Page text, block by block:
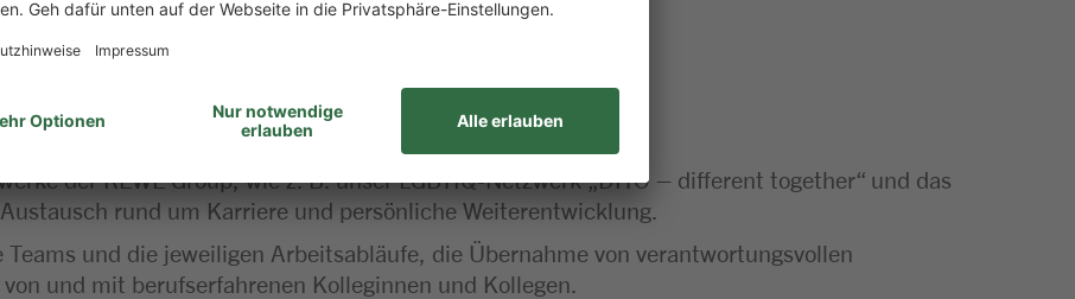
Essen in der Kantine.
der REWE Group, wie z. B. unser LGBTIQ-Netzwerk „DITO – different together“ und das
rund um Karriere und persönliche Weiterentwicklung.
und die jeweiligen Arbeitsabläufe, die Übernahme von verantwortungsvollen
und mit berufserfahrenen Kolleginnen und Kollegen.